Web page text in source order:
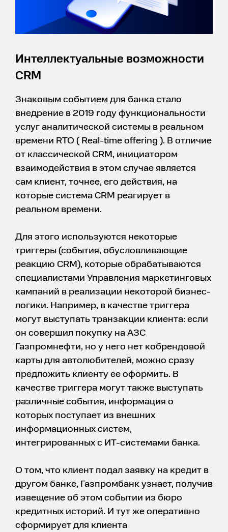
Интеллектуальные возможности
CRM
Знаковым событием для банка стало
внедрение в 2019 году функциональности
услуг аналитической системы в реальном
времени RTO ( Real-time offering ). В отличие
от классической CRM, инициатором
взаимодействия в этом случае является
сам клиент, точнее, его действия, на
которые система CRM реагирует в
реальном времени.
Для этого используются некоторые
триггеры (события, обусловливающие
реакцию CRM), которые обрабатываются
специалистами Управления маркетинговых
кампаний в реализации некоторой бизнес-
логики. Например, в качестве триггера
могут выступать транзакции клиента: если
он совершил покупку на АЗС
Газпромнефти, но у него нет кобрендовой
карты для автолюбителей, можно сразу
предложить клиенту ее оформить. В
качестве триггера могут также выступать
различные события, информация о
которых поступает из внешних
информационных систем,
интегрированных с ИТ-системами банка.
О том, что клиент подал заявку на кредит в
другом банке, Газпромбанк узнает, получив
извещение об этом событии из бюро
кредитных историй. И тут же оперативно
сформирует для клиента